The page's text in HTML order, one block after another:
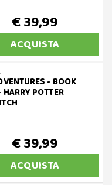
€ 39,99
ACQUISTA
- BOOK
POTTER
€ 39,99
ACQUISTA